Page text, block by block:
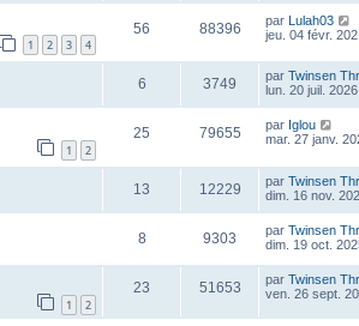
1 2 3 4
56 88396 par Lulah03
jeu. 04 févr.
6 3749 par Twinsen
lun. 20 juil.
1 2
25 79655 par Iglou
mar. 27 janv.
13 12229 par Twinsen
dim. 16 nov.
8 9303 par Twinsen
dim. 19 oct.
1 2
23 51653 par Twinsen
ven. 26 sept.